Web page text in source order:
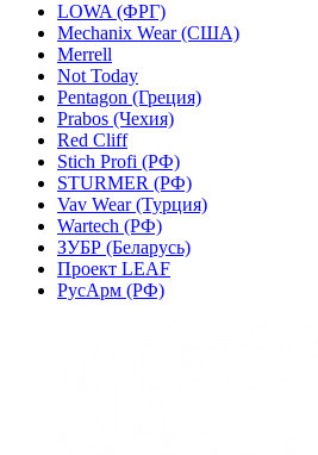
LOWA (ФРГ)
Mechanix Wear (США)
Merrell
Not Today
Pentagon (Греция)
Prabos (Чехия)
Red Cliff
Stich Profi (РФ)
STURMER (РФ)
Vav Wear (Турция)
Wartech (РФ)
ЗУБР (Беларусь)
Проект LEAF
РусАрм (РФ)